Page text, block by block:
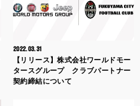
2022.03.31
【リリース】株式会社ワールドモー
タースグループ クラブパートナー
契約締結について